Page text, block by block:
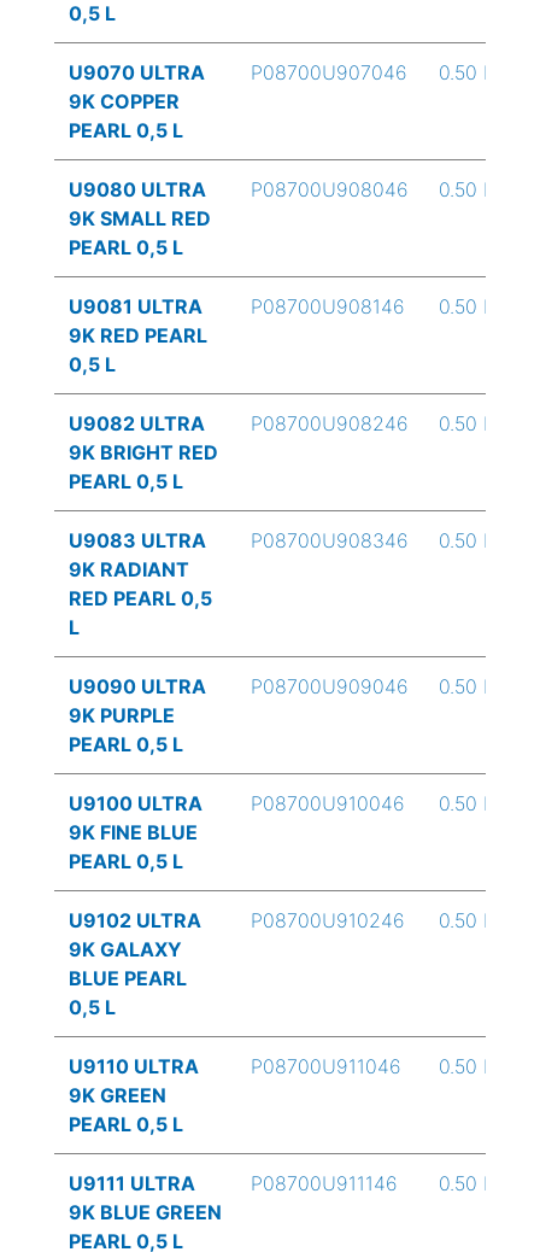
0,5 L
U9070 ULTRA
9K COPPER
PEARL 0,5 L
P08700U907046 0.50 L
U9080 ULTRA
9K SMALL RED
PEARL 0,5 L
P08700U908046 0.50 L
U9081 ULTRA
9K RED PEARL
0,5 L
P08700U908146 0.50 L
U9082 ULTRA
9K BRIGHT RED
PEARL 0,5 L
P08700U908246 0.50 L
U9083 ULTRA
9K RADIANT
RED PEARL 0,5
L
P08700U908346 0.50 L
U9090 ULTRA
9K PURPLE
PEARL 0,5 L
P08700U909046 0.50 L
U9100 ULTRA
9K FINE BLUE
PEARL 0,5 L
P08700U910046 0.50 L
U9102 ULTRA
9K GALAXY
BLUE PEARL
0,5 L
P08700U910246 0.50 L
U9110 ULTRA
9K GREEN
PEARL 0,5 L
P08700U911046 0.50 L
U9111 ULTRA
9K BLUE GREEN
PEARL 0,5 L
P08700U911146 0.50 L